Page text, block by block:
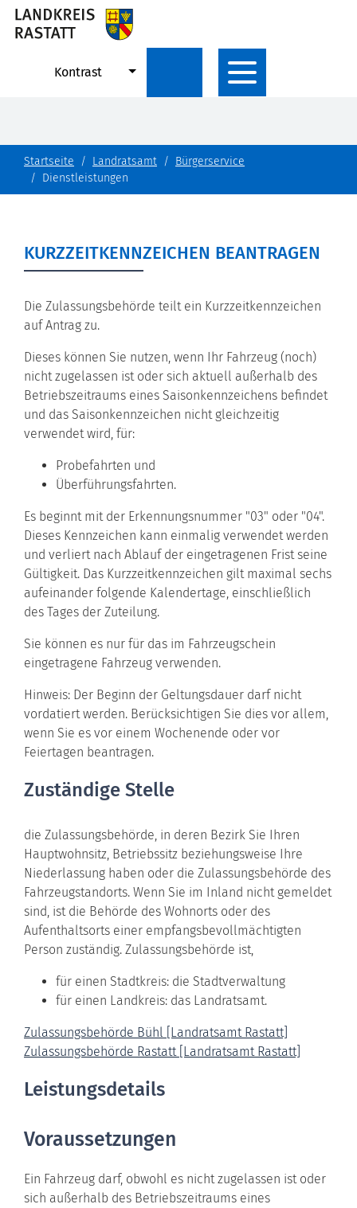
Kontrast
Startseite Landratsamt
Bürgerservice
Dienstleistungen
KURZZEITKENNZEICHEN BEANTRAGEN
Die Zulassungsbehörde teilt ein Kurzzeitkennzeichen
auf Antrag zu.
Dieses können Sie nutzen, wenn Ihr Fahrzeug (noch)
nicht zugelassen ist oder sich aktuell außerhalb des
Betriebszeitraums eines Saisonkennzeichens befindet
und das Saisonkennzeichen nicht gleichzeitig
verwendet wird, für:
Probefahrten und
Überführungsfahrten.
Es beginnt mit der Erkennungsnummer "03" oder "04".
Dieses Kennzeichen kann einmalig verwendet werden
und verliert nach Ablauf der eingetragenen Frist seine
Gültigkeit. Das Kurzzeitkennzeichen gilt maximal sechs
aufeinander folgende Kalendertage, einschließlich
des Tages der Zuteilung.
Sie können es nur für das im Fahrzeugschein
eingetragene Fahrzeug verwenden.
Hinweis: Der Beginn der Geltungsdauer darf nicht
vordatiert werden. Berücksichtigen Sie dies vor allem,
wenn Sie es vor einem Wochenende oder vor
Feiertagen beantragen.
Zuständige Stelle
die Zulassungsbehörde, in deren Bezirk Sie Ihren
Hauptwohnsitz, Betriebssitz beziehungsweise Ihre
Niederlassung haben oder die Zulassungsbehörde des
Fahrzeugstandorts. Wenn Sie im Inland nicht gemeldet
sind, ist die Behörde des Wohnorts oder des
Aufenthaltsorts einer empfangsbevollmächtigten
Person zuständig. Zulassungsbehörde ist,
für einen Stadtkreis: die Stadtverwaltung
für einen Landkreis: das Landratsamt.
Zulassungsbehörde Bühl [Landratsamt Rastatt]
Zulassungsbehörde Rastatt [Landratsamt Rastatt]
Leistungsdetails
Voraussetzungen
Ein Fahrzeug darf, obwohl es nicht zugelassen ist oder
sich außerhalb des Betriebszeitraums eines